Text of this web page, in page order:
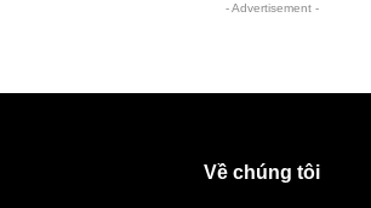
- Advertisement -
Về chúng tôi